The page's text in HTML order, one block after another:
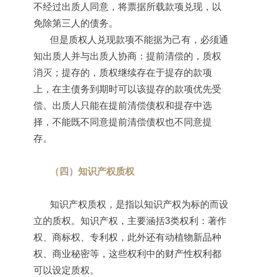
不经过出质人同意，将票据所载款项兑现，以
免除第三人的债务。
但是质权人兑现款项不能据为己有，必须通
知出质人并与出质人协商：提前清偿的，质权
消灭；提存的，质权继续存在于提存的款项
上，在主债务到期时可以该提存的款项优先受
偿。出质人只能在提前清偿债权和提存中选
择，不能既不同意提前清偿债权也不同意提
存。
（四）知识产权质权
知识产权质权，是指以知识产权为标的而设
立的质权。知识产权，主要涵括3类权利：著作
权、商标权、专利权，此外还有动植物新品种
权、商业秘密等，这些权利中的财产性权利都
可以设定质权。